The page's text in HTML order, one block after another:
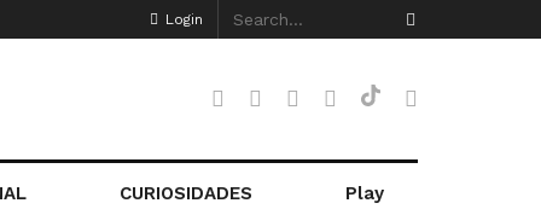
Login
CURIOSIDADES Play